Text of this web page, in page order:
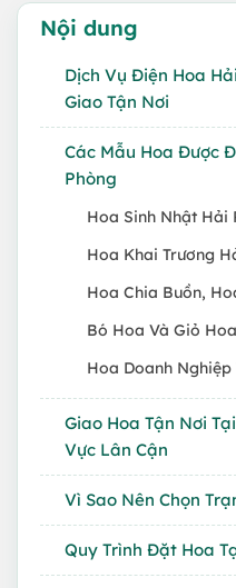
Nội dung
Dịch Vụ Điện Hoa
Giao Tận Nơi
Các Mẫu Hoa Được
Phòng
Hoa Sinh Nhật Hải
Hoa Khai Trương
Hoa Chia Buồn,
Bó Hoa Và Giỏ
Hoa Doanh Nghiệp
Giao Hoa Tận Nơi
Vực Lân Cận
Vì Sao Nên Chọn
Quy Trình Đặt Hoa